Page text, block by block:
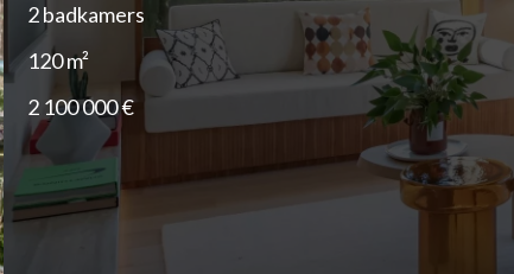
2 badkamers
120 m²
2 100 000 €